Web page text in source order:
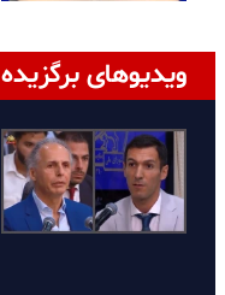
ویدیوهای برگزیده